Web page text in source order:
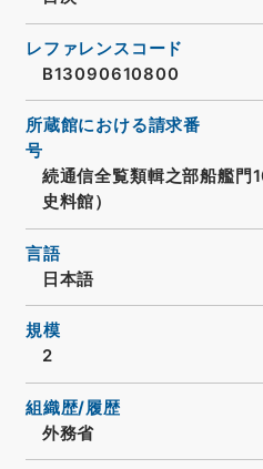
レファレンスコード
B13090610800
所蔵館における請求番
号
続通信全覧類輯之部船艦門
史料館）
言語
日本語
規模
2
組織歴/履歴
外務省